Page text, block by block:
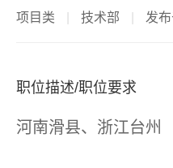
项目类 技术部 发
职位描述/职位要求
河南滑县、浙江台州